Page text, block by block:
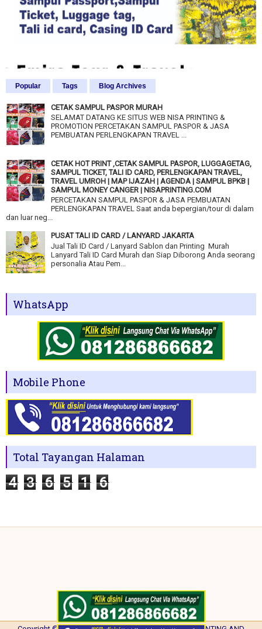
Popular Tags Blog Archives
CETAK SAMPUL PASPOR MURAH
SELAMAT DATANG KE SITUS WEB NISA PRINTING &
PROMOTION PERCETAKAN SAMPUL PASPOR & JASA
PEMBUATAN PERLENGKAPAN TRAVEL ...
CETAK HOT PRINT ,CETAK SAMPUL PASPOR, LUGGAGETAG,
SAMPUL TICKET, TALI ID CARD, PERLENGKAPAN TRAVEL,
TRAVEL UMROH | MAP IJAZAH | AGENDA | SAMPUL BPKB |
SAMPUL MONEY CANGER | NISAPRINTING.COM
PERCETAKAN SAMPUL PASPOR & JASA PEMBUATAN
PERLENGKAPAN TRAVEL Saat anda bepergian/tour di dalam
dan luar neg...
PUSAT TALI ID CARD / LANYARD JAKARTA
Jual Tali ID Card / Lanyard Sablon dan Printing Murah
Lanyard Tali ID Card Murah dan Siap Diborong Anda seorang
personalia Atau Pem...
WhatsApp
Mobile Phone
Total Tayangan Halaman
4 3 6 5 1 6